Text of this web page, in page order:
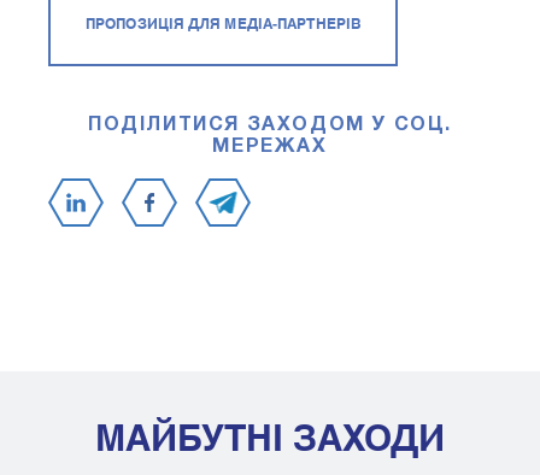
ПРОПОЗИЦІЯ ДЛЯ МЕДІА-ПАРТНЕРІВ
ПОДІЛИТИСЯ ЗАХОДОМ У СОЦ.
МЕРЕЖАХ
МАЙБУТНІ ЗАХОДИ